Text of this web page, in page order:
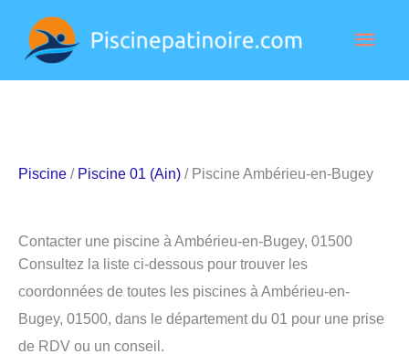
contenu
Piscine / Piscine 01 (Ain) / Piscine Ambérieu-en-Bugey
Contacter une piscine à Ambérieu-en-Bugey, 01500
Consultez la liste ci-dessous pour trouver les
coordonnées de toutes les piscines à Ambérieu-en-
Bugey, 01500, dans le département du 01 pour une prise
de RDV ou un conseil.